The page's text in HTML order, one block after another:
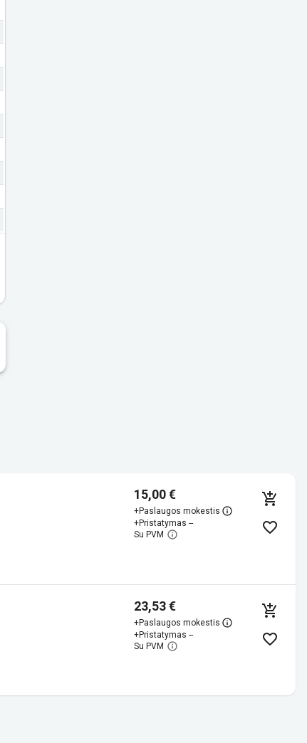
15,00 €
+Paslaugos mokestis
+Pristatymas --
Su PVM
23,53 €
+Paslaugos mokestis
+Pristatymas --
Su PVM